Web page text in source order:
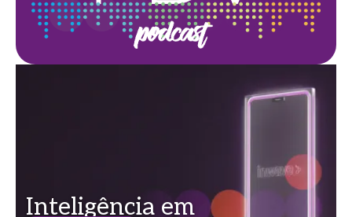
Inteligência em